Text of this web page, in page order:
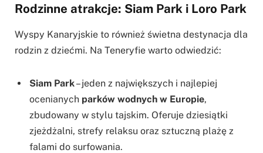
Rodzinne atrakcje: Siam Park i Loro Park
Wyspy Kanaryjskie to również świetna destynacja dla
rodzin z dziećmi. Na Teneryfie warto odwiedzić:
Siam Park– jeden z największych i najlepiej
ocenianych parków wodnych w Europie,
zbudowany w stylu tajskim. Oferuje dziesiątki
zjeżdżalni, strefy relaksu oraz sztuczną plażę z
falami do surfowania.